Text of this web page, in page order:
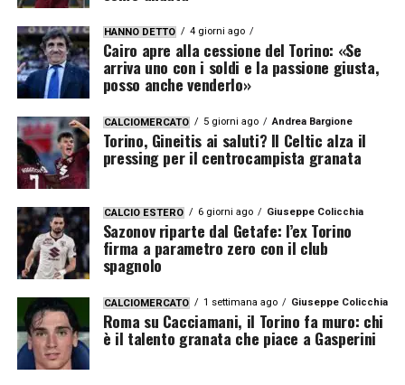
HANNO DETTO 4 giorni ago
Cairo apre alla cessione del Torino: «Se
arriva uno con i soldi e la passione giusta,
posso anche venderlo»
CALCIOMERCATO 5 giorni ago Andrea Bargione
Torino, Gineitis ai saluti? Il Celtic alza il
pressing per il centrocampista granata
CALCIO ESTERO 6 giorni ago Giuseppe Colicchia
Sazonov riparte dal Getafe: l’ex Torino
firma a parametro zero con il club
spagnolo
CALCIOMERCATO 1 settimana ago Giuseppe Colicchia
Roma su Cacciamani, il Torino fa muro: chi
è il talento granata che piace a Gasperini